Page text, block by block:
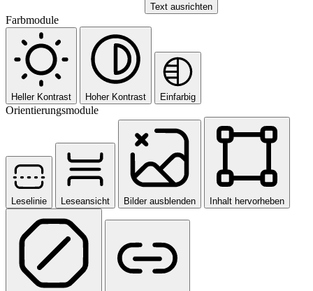
Text ausrichten
Farbmodule
Heller Kontrast Hoher Kontrast Einfarbig
Orientierungsmodule
Leselinie Leseansicht Bilder ausblenden Inhalt hervorheben